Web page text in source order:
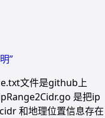
”
文件是github上
是把ip
和地理位置信息存在